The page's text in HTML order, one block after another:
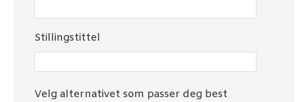
Stillingstittel
Velg alternativet som passer deg best